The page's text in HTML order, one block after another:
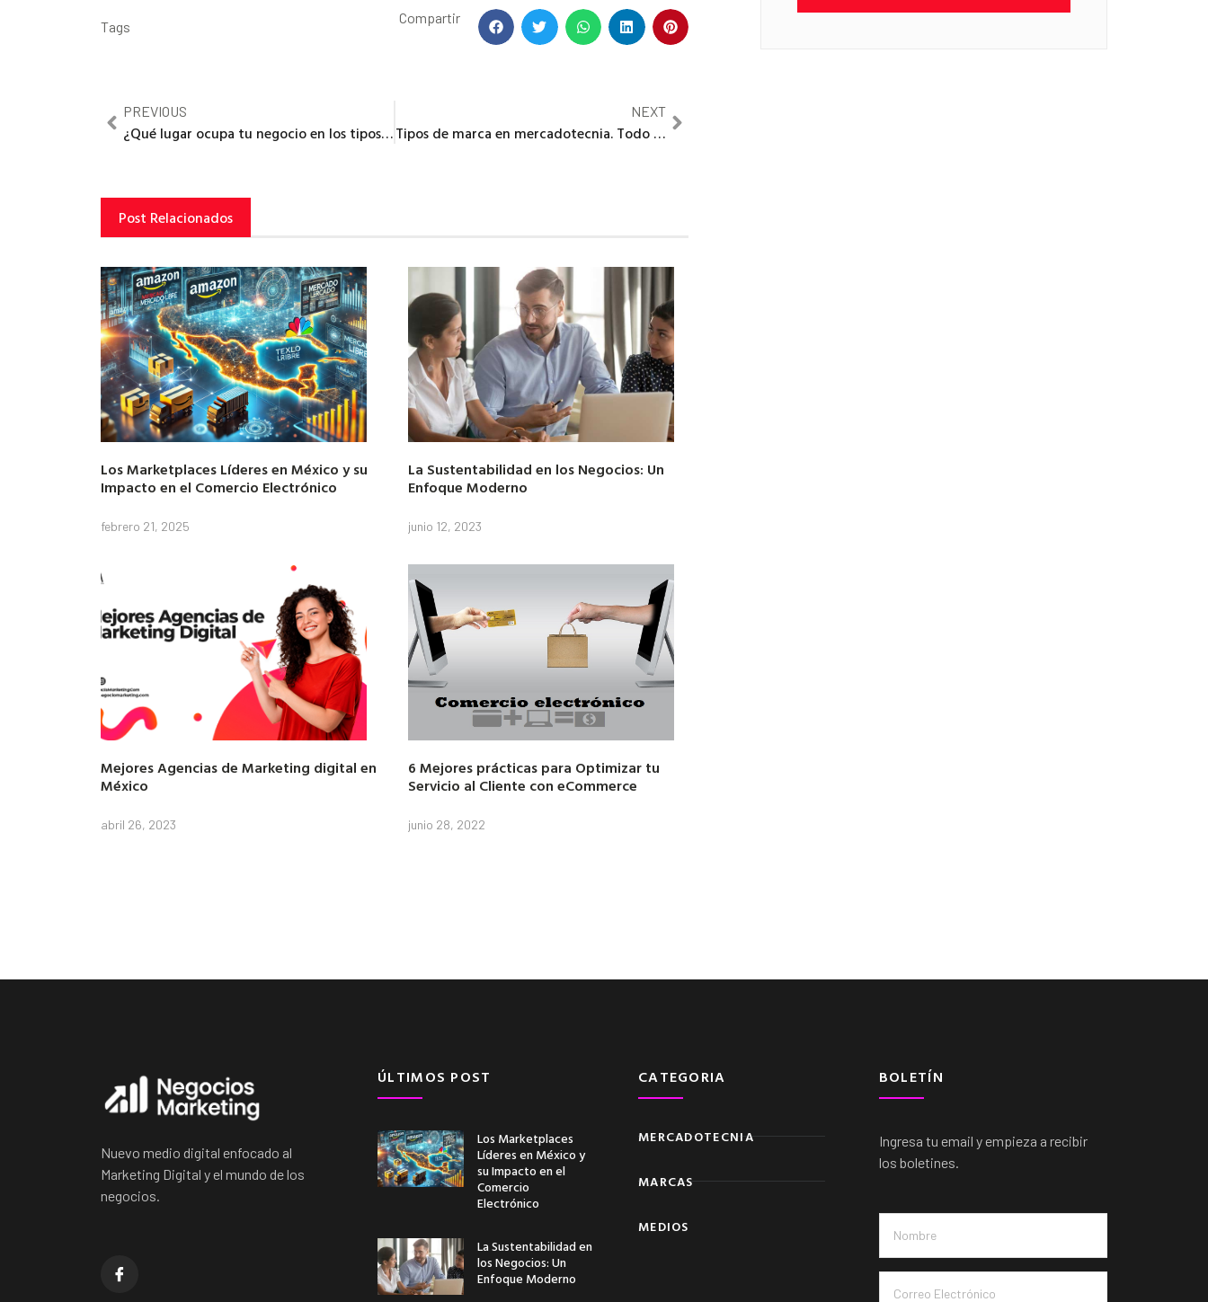
Tags
Compartir
PREVIOUS
¿Qué lugar ocupa tu negocio en los tipos de comercio electrónico?
NEXT
Tipos de marca en mercadotecnia. Todo lo que debes saber
Post Relacionados
Los Marketplaces Líderes en México y su
Impacto en el Comercio Electrónico
febrero 21, 2025
La Sustentabilidad en los Negocios: Un
Enfoque Moderno
junio 12, 2023
Mejores Agencias de Marketing digital en
México
abril 26, 2023
6 Mejores prácticas para Optimizar tu
Servicio al Cliente con eCommerce
junio 28, 2022
Nuevo medio digital enfocado al
Marketing Digital y el mundo de los
negocios.
ÚLTIMOS POST
Los Marketplaces
Líderes en México y
su Impacto en el
Comercio
Electrónico
La Sustentabilidad en
los Negocios: Un
Enfoque Moderno
CATEGORIA
MERCADOTECNIA
MARCAS
MEDIOS
BOLETÍN
Ingresa tu email y empieza a recibir
los boletines.